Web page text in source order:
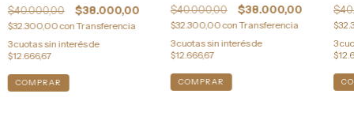
$40.000,00 $38.000,00
$32.300,00conTransferencia
3cuotas sin interés de
$12.666,67
$40.000,00 $38.000,00
$32.300,00conTransferencia
3cuotas sin interés de
$12.666,67
3